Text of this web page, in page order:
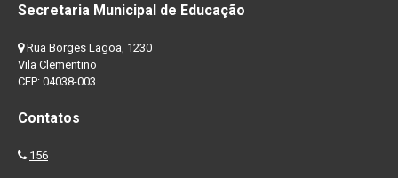
Secretaria Municipal de Educação
Rua Borges Lagoa, 1230
Vila Clementino
CEP: 04038-003
Contatos
156